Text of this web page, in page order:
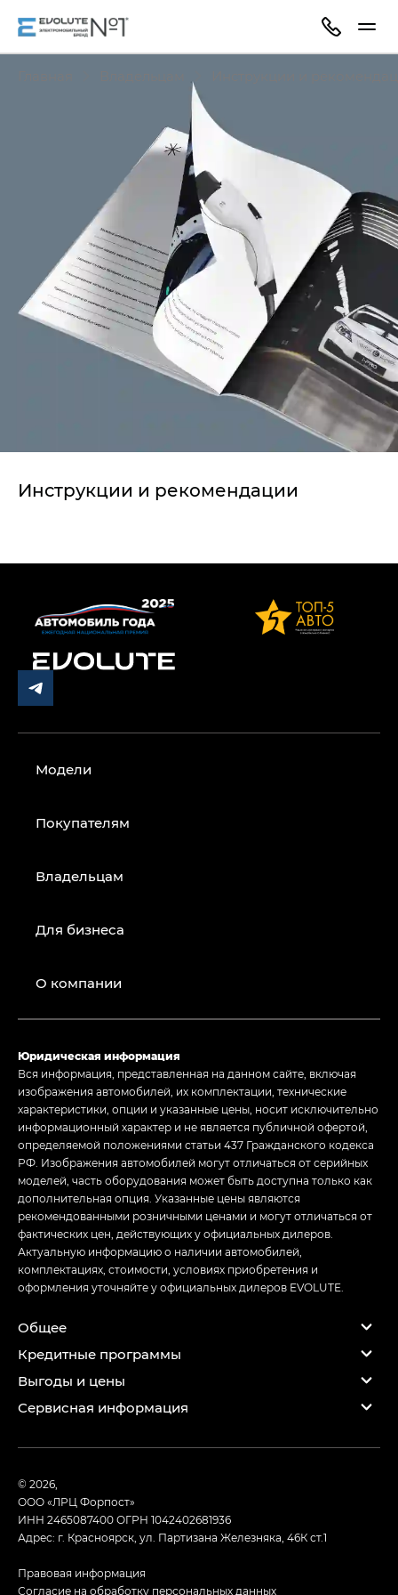
Инструкции и рекомендации
Модели
Покупателям
Владельцам
Для бизнеса
О компании
Юридическая информация
Вся информация, представленная на данном сайте, включая
изображения автомобилей, их комплектации, технические
характеристики, опции и указанные цены, носит исключительно
информационный характер и не является публичной офертой,
определяемой положениями статьи 437 Гражданского кодекса
РФ. Изображения автомобилей могут отличаться от серийных
моделей, часть оборудования может быть доступна только как
дополнительная опция. Указанные цены являются
рекомендованными розничными ценами и могут отличаться от
фактических цен, действующих у официальных дилеров.
Актуальную информацию о наличии автомобилей,
комплектациях, стоимости, условиях приобретения и
оформления уточняйте у официальных дилеров EVOLUTE.
Общее
Кредитные программы
Выгоды и цены
Сервисная информация
© 2026,
ООО «ЛРЦ Форпост»
ИНН 2465087400ОГРН 1042402681936
Адрес: г. Красноярск, ул. Партизана Железняка, 46К ст.1
Правовая информация
Согласие на обработку персональных данных